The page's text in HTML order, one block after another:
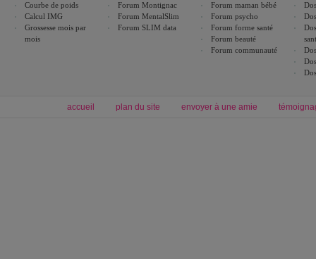
Courbe de poids
Calcul IMG
Grossesse mois par
mois
Forum Montignac
Forum MentalSlim
Forum SLIM data
Forum maman bébé
Forum psycho
Forum forme santé
Forum beauté
Forum communauté
accueil plan du site envoyer à une amie